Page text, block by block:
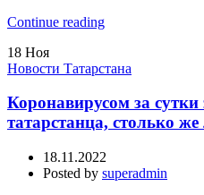
Continue reading
18 Ноя
Новости Татарстана
Коронавирусом за сутки
татарстанца, столько
18.11.2022
Posted by superadmin